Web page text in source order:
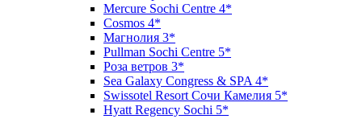
Mercure Sochi Centre 4*
Cosmos 4*
Магнолия 3*
Pullman Sochi Сеntre 5*
Роза ветров 3*
Sea Galaxy Congress & SPA 4*
Swissotel Resort Сочи Камелия 5*
Hyatt Regency Sochi 5*